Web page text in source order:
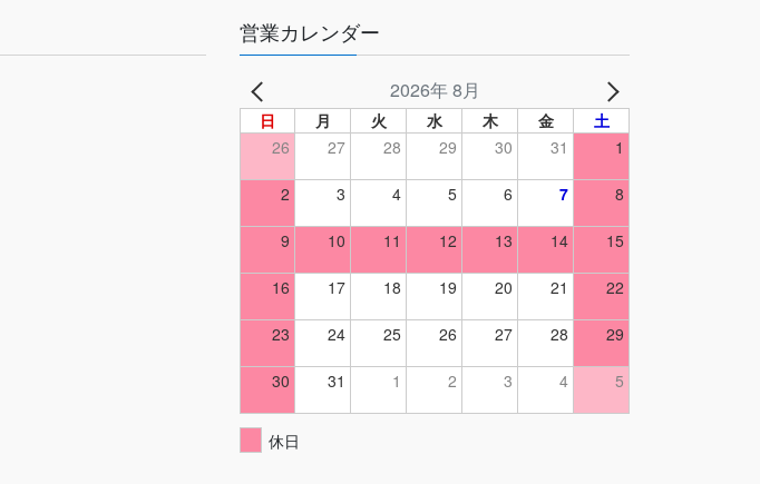
営業カレンダー
2026年 8月
日 月 火 水 木 金
土
26
27 28 29 30 31 1
2 3 4 5 6 7 8
9 10 11 12 13 14 15
16 17 18 19 20 21 22
23 24 25 26 27 28 29
30 31 1 2 3 4 5
休日